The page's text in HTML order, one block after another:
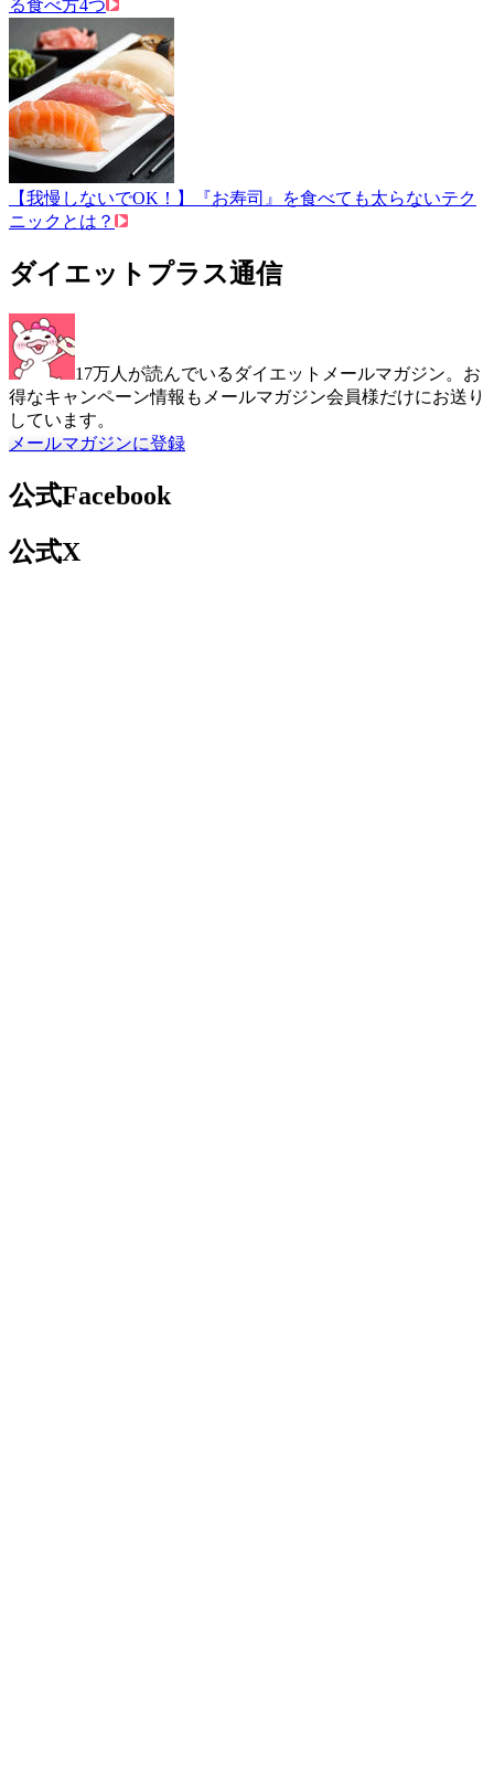
る食べ方4つ
【我慢しないでOK！】『お寿司』を食べても太らないテク
ニックとは？
ダイエットプラス通信
17万人が読んでいるダイエットメールマガジン。お
得なキャンペーン情報もメールマガジン会員様だけにお送り
しています。
メールマガジンに登録
公式Facebook
公式X